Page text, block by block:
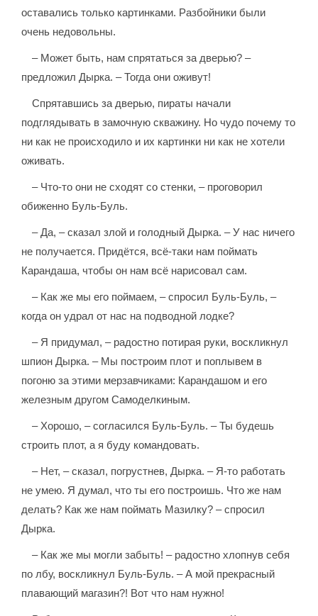
оставались только картинками. Разбойники были
очень недовольны.
– Может быть, нам спрятаться за дверью? –
предложил Дырка. – Тогда они оживут!
Спрятавшись за дверью, пираты начали
подглядывать в замочную скважину. Но чудо почему то
ни как не происходило и их картинки ни как не хотели
оживать.
– Что-то они не сходят со стенки, – проговорил
обиженно Буль-Буль.
– Да, – сказал злой и голодный Дырка. – У нас ничего
не получается. Придётся, всё-таки нам поймать
Карандаша, чтобы он нам всё нарисовал сам.
– Как же мы его поймаем, – спросил Буль-Буль, –
когда он удрал от нас на подводной лодке?
– Я придумал, – радостно потирая руки, воскликнул
шпион Дырка. – Мы построим плот и поплывем в
погоню за этими мерзавчиками: Карандашом и его
железным другом Самоделкиным.
– Хорошо, – согласился Буль-Буль. – Ты будешь
строить плот, а я буду командовать.
– Нет, – сказал, погрустнев, Дырка. – Я-то работать
не умею. Я думал, что ты его построишь. Что же нам
делать? Как же нам поймать Мазилку? – спросил
Дырка.
– Как же мы могли забыть! – радостно хлопнув себя
по лбу, воскликнул Буль-Буль. – А мой прекрасный
плавающий магазин?! Вот что нам нужно!